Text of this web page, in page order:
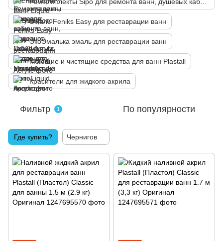
Эмаль Fеniks Easy для реставрации ванн
ЭкоЭмалька эмаль для реставрации ванн
Моющие и чистящие средства для ванн Plastall
Красители для жидкого акрила
Фильтр 1 По популярности
Где купить? Чернигов